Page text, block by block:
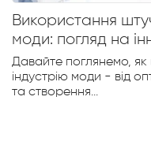
Використання
моди: погляд на
Давайте поглянемо,
індустрію моди - від
та створення...